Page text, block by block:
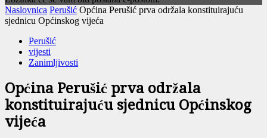
Naslovnica Perušić Općina Perušić prva održala konstituirajuću
sjednicu Općinskog vijeća
Perušić
vijesti
Zanimljivosti
Općina Perušić prva održala
konstituirajuću sjednicu Općinskog
vijeća